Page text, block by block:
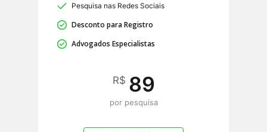
Pesquisa nas Redes Sociais
Desconto para Registro
Advogados Especialistas
R$ 89
por pesquisa